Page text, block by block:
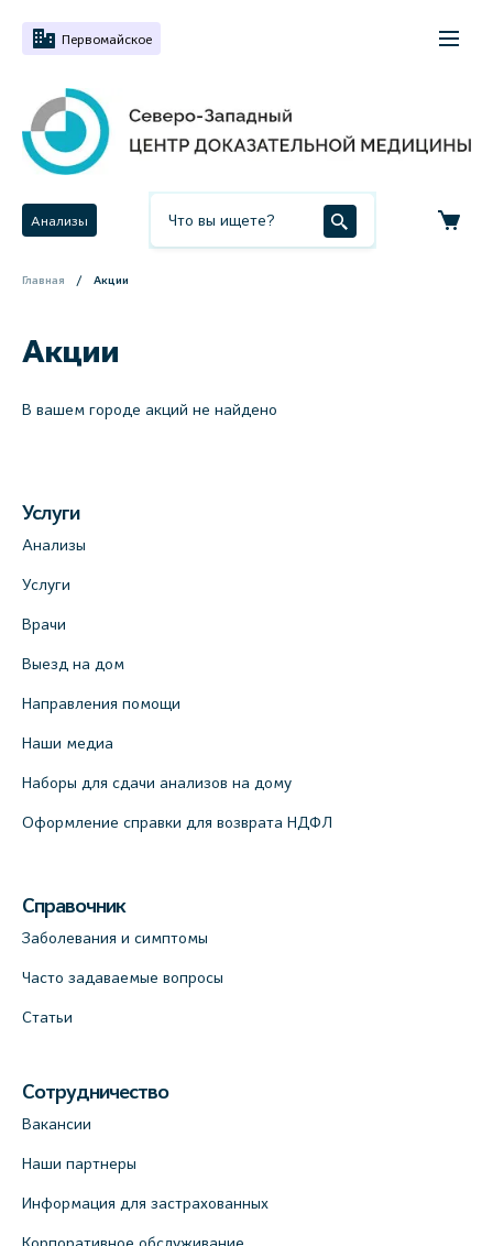
Первомайское
Анализы
Главная Акции
Акции
В вашем городе акций не найдено
Услуги
Анализы
Услуги
Врачи
Выезд на дом
Направления помощи
Наши медиа
Наборы для сдачи анализов на дому
Оформление справки для возврата НДФЛ
Справочник
Заболевания и симптомы
Часто задаваемые вопросы
Статьи
Сотрудничество
Вакансии
Наши партнеры
Информация для застрахованных